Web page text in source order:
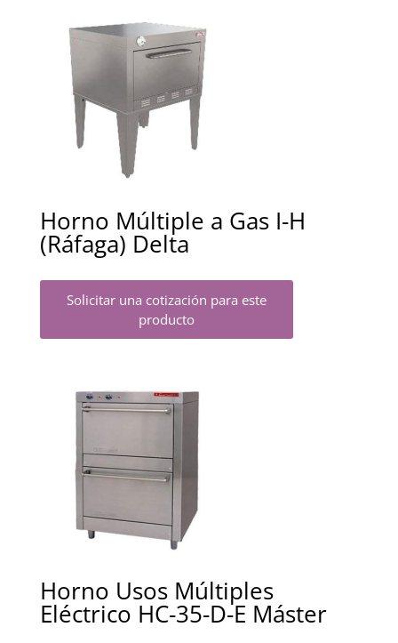
Horno Múltiple a Gas I-H
(Ráfaga) Delta
Solicitar una cotización para este
producto
Horno Usos Múltiples
Eléctrico HC-35-D-E Máster